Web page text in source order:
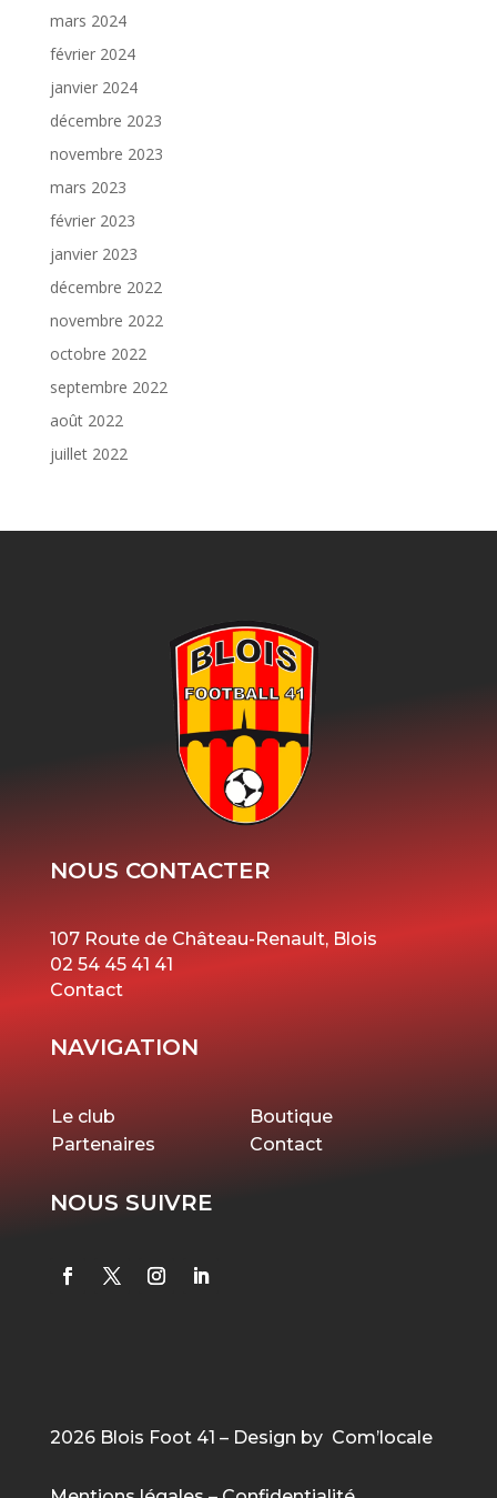
mars 2024
février 2024
janvier 2024
décembre 2023
novembre 2023
mars 2023
février 2023
janvier 2023
décembre 2022
novembre 2022
octobre 2022
septembre 2022
août 2022
juillet 2022
NOUS CONTACTER
107 Route de Château-Renault, Blois
02 54 45 41 41
Contact
NAVIGATION
Le club
Boutique
Partenaires
Contact
NOUS SUIVRE
2026 Blois Foot 41 – Design by Com’locale